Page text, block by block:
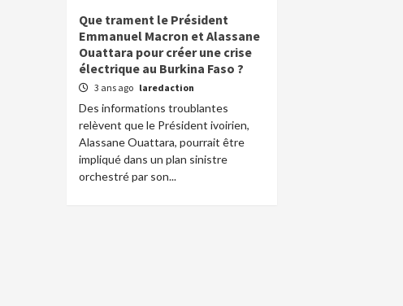
Que trament le Président
Emmanuel Macron et Alassane
Ouattara pour créer une crise
électrique au Burkina Faso ?
3 ans ago laredaction
Des informations troublantes
relèvent que le Président ivoirien,
Alassane Ouattara, pourrait être
impliqué dans un plan sinistre
orchestré par son...